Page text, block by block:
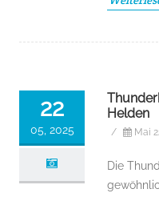
22
05, 2025
Helden
/ Mai
Die